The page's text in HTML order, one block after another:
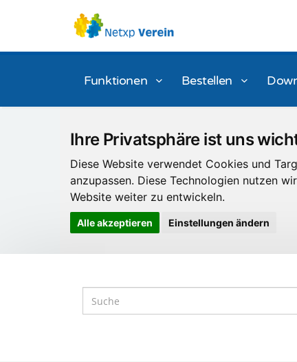
Ihre Privatsphäre ist uns
Diese Website verwendet Cookies und
anzupassen. Diese Technologien nutzen
Website weiter zu entwickeln.
Alle akzeptieren Einstellungen ändern
Funktionen Bestellen